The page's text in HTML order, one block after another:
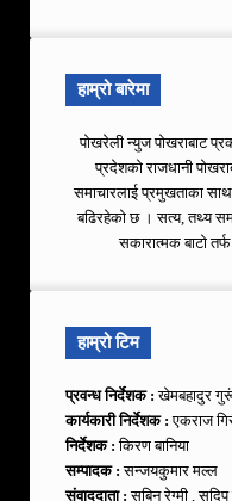
हाम्रो बारेमा
पोखरेली न्युज पोखराबाट
प्रदेशको राजधानी
समाचारलाई प्रमुखताका
बढिरहेको छ । सत्य, तथ्य
सकारात्मक बाटो
हाम्रो टिम
प्रवन्ध निर्देशक :खेमबहादुर
कार्यकारी निर्देशक :एकराज
निर्देशक :किरण बानिया
सम्पादक :सन्जयकुमार मल्ल
संवाददाता :सबिन रेग्मी ,